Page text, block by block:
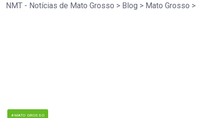
NMT - Notícias de Mato Grosso > Blog > Mato Grosso >
#MATO GROSSO